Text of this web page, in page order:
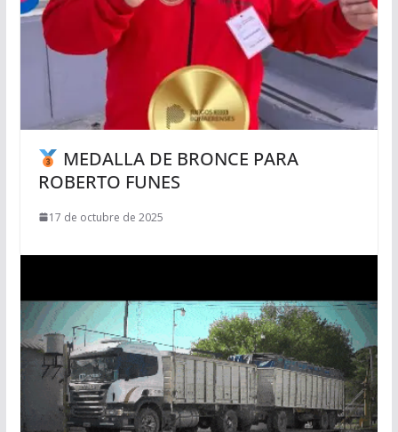
MEDALLA DE BRONCE PARA
ROBERTO FUNES
17 de octubre de 2025